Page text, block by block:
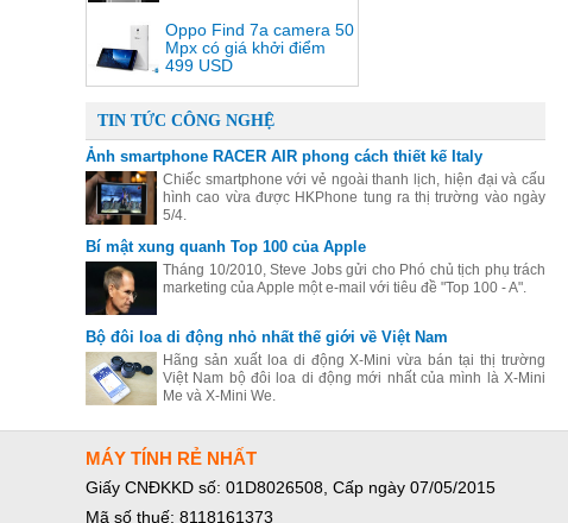
Oppo Find 7a camera 50
Mpx có giá khởi điểm
499 USD
TIN TỨC CÔNG NGHỆ
Ảnh smartphone RACER AIR phong cách thiết kế Italy
Chiếc smartphone với vẻ ngoài thanh lịch, hiện đại và cấu
hình cao vừa được HKPhone tung ra thị trường vào ngày
5/4.
Bí mật xung quanh Top 100 của Apple
Tháng 10/2010, Steve Jobs gửi cho Phó chủ tịch phụ trách
marketing của Apple một e-mail với tiêu đề "Top 100 - A".
Bộ đôi loa di động nhỏ nhất thế giới về Việt Nam
Hãng sản xuất loa di động X-Mini vừa bán tại thị trường
Việt Nam bộ đôi loa di động mới nhất của mình là X-Mini
Me và X-Mini We.
MÁY TÍNH RẺ NHẤT
Giấy CNĐKKD số: 01D8026508, Cấp ngày 07/05/2015
Mã số thuế: 8118161373